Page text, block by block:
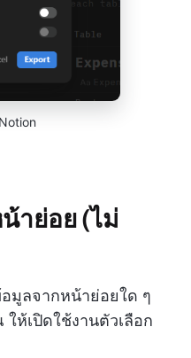
าย่อย (ไม่
มูลจากหน้าย่อยใด ๆ
ห้เปิดใช้งานตัวเลือก